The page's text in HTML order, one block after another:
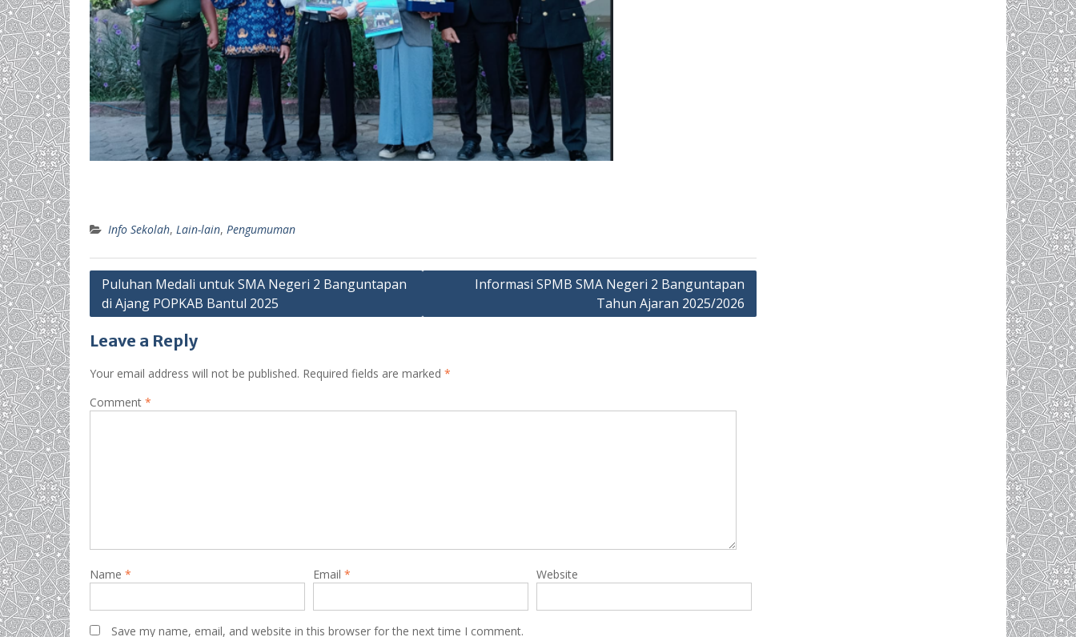
Info Sekolah, Lain-lain, Pengumuman
Post
navigation
Puluhan Medali untuk SMA Negeri 2 Banguntapan
di Ajang POPKAB Bantul 2025
Informasi SPMB SMA Negeri 2 Banguntapan
Tahun Ajaran 2025/2026
Leave a Reply
Your email address will not be published. Required fields are marked *
Comment *
Name * Email* Website
Save my name, email, and website in this browser for the next time I comment.